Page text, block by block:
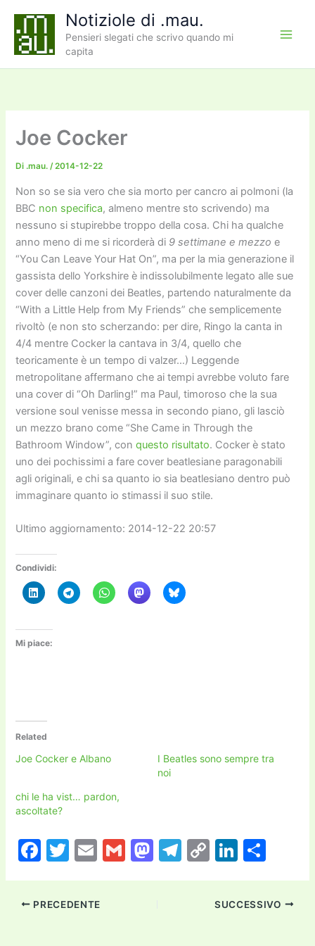
contenuto
Notiziole di .mau.
Pensieri slegati che scrivo quando mi
capita
Joe Cocker
Di .mau./2014-12-22
Non so se sia vero che sia morto per cancro ai polmoni (la
BBC non specifica, almeno mentre sto scrivendo) ma
nessuno si stupirebbe troppo della cosa. Chi ha qualche
anno meno di me si ricorderà di 9 settimane e mezzo e
“You Can Leave Your Hat On”, ma per la mia generazione il
gassista dello Yorkshire è indissolubilmente legato alle sue
cover delle canzoni dei Beatles, partendo naturalmente da
“With a Little Help from My Friends” che semplicemente
rivoltò (e non sto scherzando: per dire, Ringo la canta in
4/4 mentre Cocker la cantava in 3/4, quello che
teoricamente è un tempo di valzer…) Leggende
metropolitane affermano che ai tempi avrebbe voluto fare
una cover di “Oh Darling!” ma Paul, timoroso che la sua
versione soul venisse messa in secondo piano, gli lasciò
un mezzo brano come “She Came in Through the
Bathroom Window”, conquesto risultato. Cocker è stato
uno dei pochissimi a fare cover beatlesiane paragonabili
agli originali, e chi sa quanto io sia beatlesiano dentro può
immaginare quanto io stimassi il suo stile.
Ultimo aggiornamento: 2014-12-22 20:57
Condividi:
Mi piace:
Related
Joe Cocker e Albano
I Beatles sono sempre tra
noi
chi le ha vist… pardon,
ascoltate?
F
c
e
T
itt
er
E
ai
l
G
M T
C
p
y
Li
k
e
n
di
PRECEDENTE SUCCESSIVO